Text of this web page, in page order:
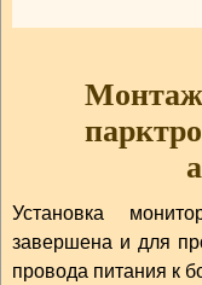
Монтаж
Установка
завершена и для
провода питания к